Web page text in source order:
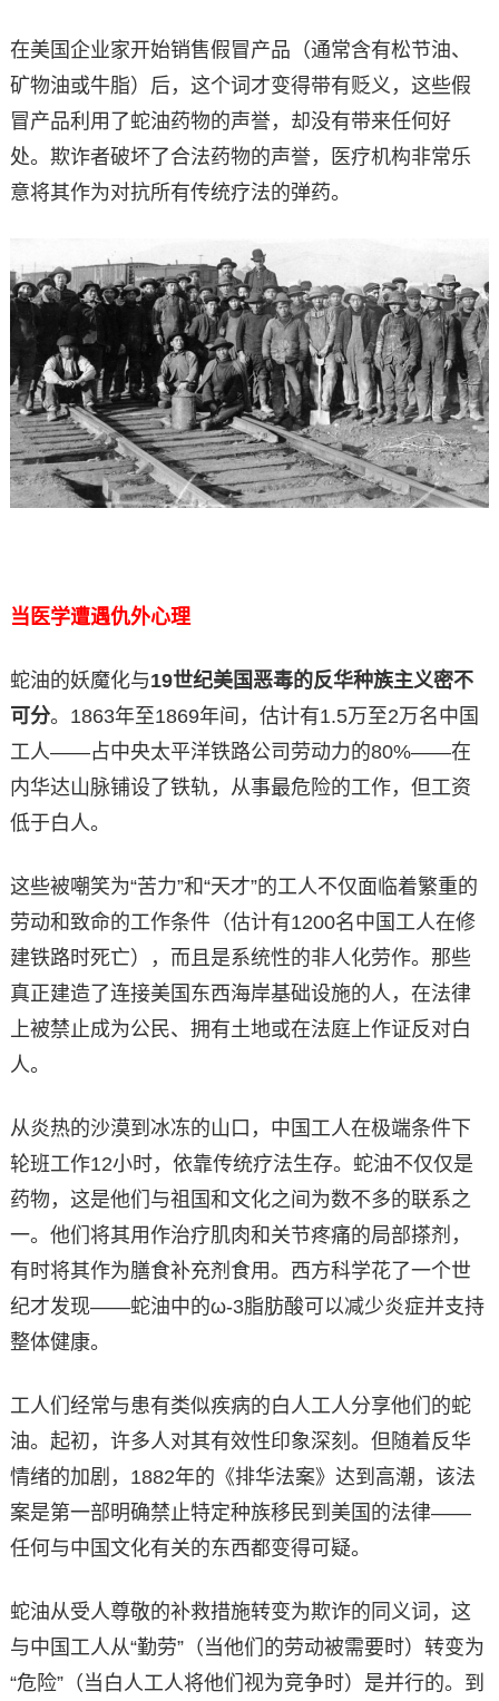
在美国企业家开始销售假冒产品（通常含有松节油、
矿物油或牛脂）后，这个词才变得带有贬义，这些假
冒产品利用了蛇油药物的声誉，却没有带来任何好
处。欺诈者破坏了合法药物的声誉，医疗机构非常乐
意将其作为对抗所有传统疗法的弹药。
当医学遭遇仇外心理
蛇油的妖魔化与19世纪美国恶毒的反华种族主义密不
可分。1863年至1869年间，估计有1.5万至2万名中国
工人——占中央太平洋铁路公司劳动力的80%——在
内华达山脉铺设了铁轨，从事最危险的工作，但工资
低于白人。
这些被嘲笑为“苦力”和“天才”的工人不仅面临着繁重的
劳动和致命的工作条件（估计有1200名中国工人在修
建铁路时死亡），而且是系统性的非人化劳作。那些
真正建造了连接美国东西海岸基础设施的人，在法律
上被禁止成为公民、拥有土地或在法庭上作证反对白
人。
从炎热的沙漠到冰冻的山口，中国工人在极端条件下
轮班工作12小时，依靠传统疗法生存。蛇油不仅仅是
药物，这是他们与祖国和文化之间为数不多的联系之
一。他们将其用作治疗肌肉和关节疼痛的局部搽剂，
有时将其作为膳食补充剂食用。西方科学花了一个世
纪才发现——蛇油中的ω-3脂肪酸可以减少炎症并支持
整体健康。
工人们经常与患有类似疾病的白人工人分享他们的蛇
油。起初，许多人对其有效性印象深刻。但随着反华
情绪的加剧，1882年的《排华法案》达到高潮，该法
案是第一部明确禁止特定种族移民到美国的法律——
任何与中国文化有关的东西都变得可疑。
蛇油从受人尊敬的补救措施转变为欺诈的同义词，这
与中国工人从“勤劳”（当他们的劳动被需要时）转变为
“危险”（当白人工人将他们视为竞争时）是并行的。到